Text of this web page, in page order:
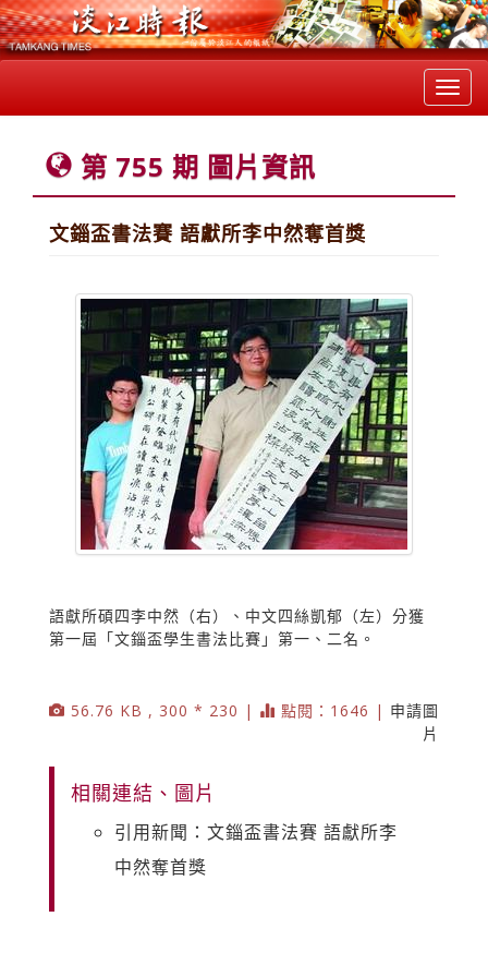
第 755 期 圖片資訊
文錙盃書法賽 語獻所李中然奪首獎
語獻所碩四李中然（右）、中文四絲凱郁（左）分獲
第一屆「文錙盃學生書法比賽」第一、二名。
56.76 KB , 300 * 230 | 點閱：1646 | 申請圖
片
相關連結、圖片
引用新聞：文錙盃書法賽 語獻所李
中然奪首獎